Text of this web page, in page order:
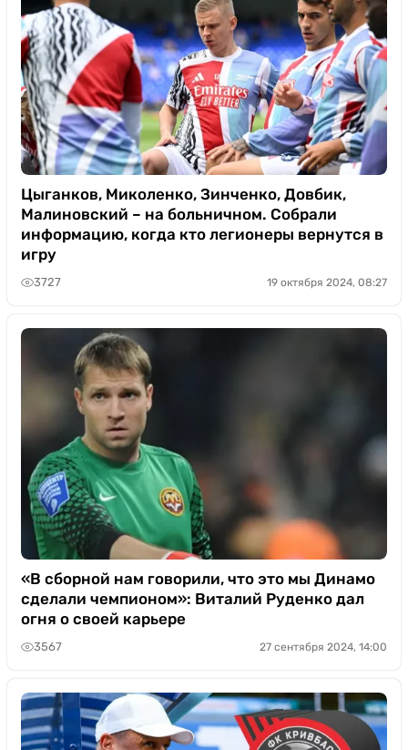
Цыганков, Миколенко, Зинченко, Довбик,
Малиновский – на больничном. Собрали
информацию, когда кто легионеры вернутся в
игру
3727 19 октября 2024, 08:27
«В сборной нам говорили, что это мы Динамо
сделали чемпионом»: Виталий Руденко дал
огня о своей карьере
3567 27 сентября 2024, 14:00